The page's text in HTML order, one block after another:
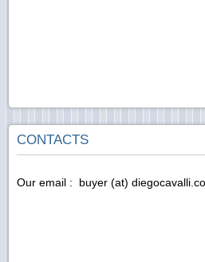
CONTACTS
Our email : buyer (at)